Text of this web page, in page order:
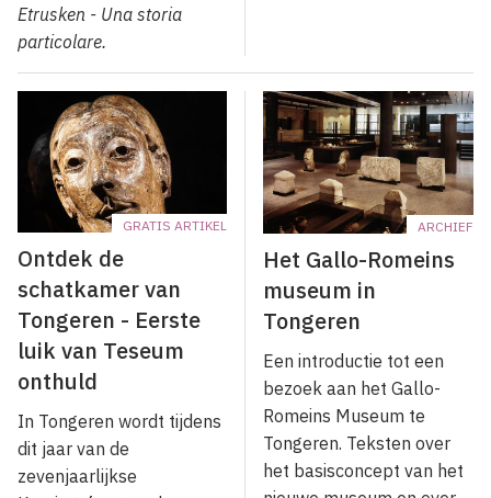
Etrusken - Una storia
particolare.
GRATIS ARTIKEL
Ontdek de
schatkamer van
Tongeren - Eerste
luik van Teseum
onthuld
In Tongeren wordt tijdens
dit jaar van de
zevenjaarlijkse
ARCHIEF
Het Gallo-Romeins
museum in
Tongeren
Een introductie tot een
bezoek aan het Gallo-
Romeins Museum te
Tongeren. Teksten over
het basisconcept van het